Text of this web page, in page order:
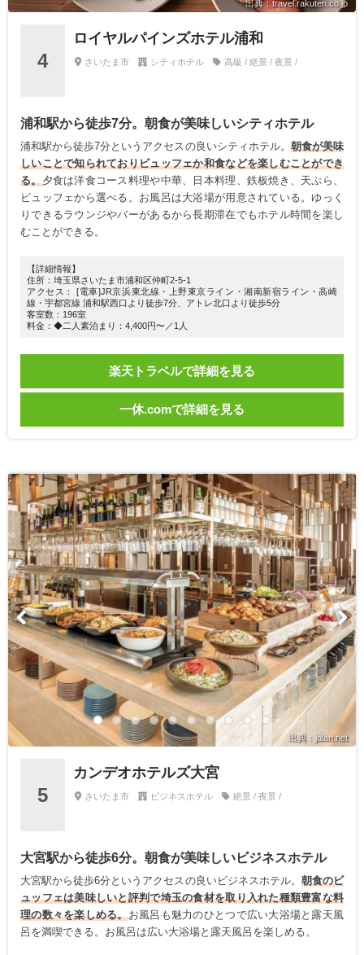
出典：travel.rakuten.co.jp
4
ロイヤルパインズホテル浦和
さいたま市 シティホテル 高級 / 絶景 / 夜景 /
浦和駅から徒歩7分。朝食が美味しいシティホテル
浦和駅から徒歩7分というアクセスの良いシティホテル。 朝食が美味
しいことで知られておりビュッフェか和食などを楽しむことができ
る。 夕食は洋食コース料理や中華、日本料理、鉄板焼き、天ぷら、
ビュッフェから選べる。お風呂は大浴場が用意されている。ゆっく
りできるラウンジやバーがあるから長期滞在でもホテル時間を楽し
むことができる。
【詳細情報】
住所：埼玉県さいたま市浦和区仲町2-5-1
アクセス： [電車]JR京浜東北線・上野東京ライン・湘南新宿ライン・高崎
線・宇都宮線 浦和駅西口より徒歩7分、アトレ北口より徒歩5分
客室数：196室
料金：◆二人素泊まり：4,400円〜／1人
楽天トラベルで詳細を見る
一休.comで詳細を見る
出典：jalan.net
5
カンデオホテルズ大宮
さいたま市 ビジネスホテル 絶景 / 夜景 /
大宮駅から徒歩6分。朝食が美味しいビジネスホテル
大宮駅から徒歩6分というアクセスの良いビジネスホテル。 朝食のビ
ュッフェは美味しいと評判で埼玉の食材を取り入れた種類豊富な料
理の数々を楽しめる。お風呂も魅力のひとつで広い大浴場と露天風
呂を満喫できる。お風呂は広い大浴場と露天風呂を楽しめる。